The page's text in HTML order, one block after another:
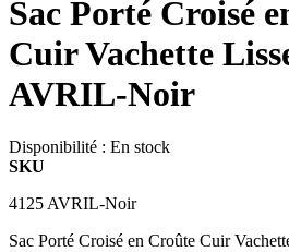
Sac Porté Croisé
Cuir Vachette
AVRIL-Noir
Disponibilité : En stock
SKU
4125 AVRIL-Noir
Sac Porté Croisé en Croûte Cuir